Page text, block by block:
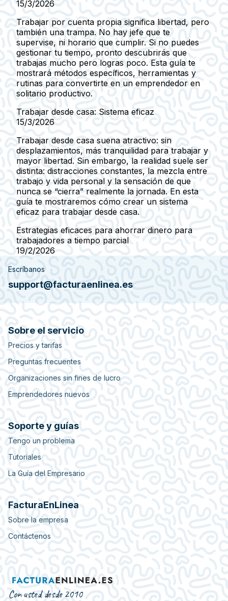
15/3/2026
Trabajar por cuenta propia significa libertad, pero
también una trampa. No hay jefe que te
supervise, ni horario que cumplir. Si no puedes
gestionar tu tiempo, pronto descubrirás que
trabajas mucho pero logras poco. Esta guía te
mostrará métodos específicos, herramientas y
rutinas para convertirte en un emprendedor en
solitario productivo.
Trabajar desde casa: Sistema eficaz
15/3/2026
Trabajar desde casa suena atractivo: sin
desplazamientos, más tranquilidad para trabajar y
mayor libertad. Sin embargo, la realidad suele ser
distinta: distracciones constantes, la mezcla entre
trabajo y vida personal y la sensación de que
nunca se “cierra” realmente la jornada. En esta
guía te mostraremos cómo crear un sistema
eficaz para trabajar desde casa.
Estrategias eficaces para ahorrar dinero para
trabajadores a tiempo parcial
19/2/2026
Escríbanos
support@facturaenlinea.es
Sobre el servicio
Precios y tarifas
Preguntas frecuentes
Organizaciones sin fines de lucro
Emprendedores nuevos
Soporte y guías
Tengo un problema
Tutoriales
La Guía del Empresario
FacturaEnLinea
Sobre la empresa
Contáctenos
Con usted desde 2010